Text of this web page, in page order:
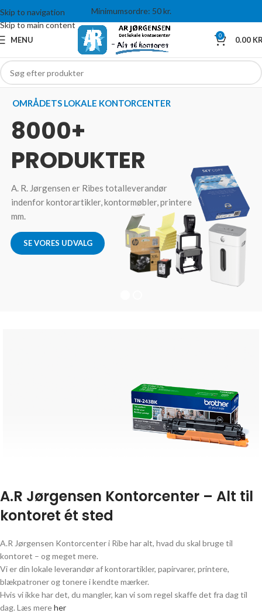
Skip to navigation
Skip to main content
Minimumsordre: 50 kr.
MENU 0 0.00
SE VORES UDVALG
8000+
PRODUKTER
OMRÅDETS LOKALE KONTORCENTER
A. R. Jørgensen er Ribes totalleverandør
indenfor kontorartikler, kontormøbler, printere
mm.
TONERE & PATRONER
Vi har et stort udvalg
i blækpatroner
SE VORES PRODUKTER
A.R Jørgensen Kontorcenter – Alt til
kontoret ét sted
A.R Jørgensen Kontorcenter i Ribe har alt, hvad du skal bruge til
kontoret – og meget mere.
Vi er din lokale leverandør af kontorartikler, papirvarer, printere,
blækpatroner og tonere i kendte mærker.
Hvis vi ikke har det, du mangler, kan vi som regel skaffe det fra dag til
dag. Læs mereher